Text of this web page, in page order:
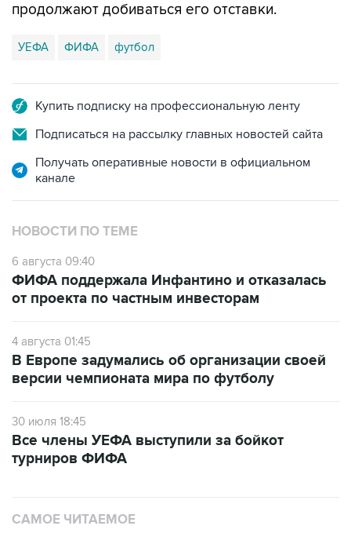
продолжают добиваться его отставки.
УЕФА ФИФА футбол
Купить подписку на профессиональную ленту
Подписаться на рассылку главных новостей сайта
Получать оперативные новости в официальном
канале
НОВОСТИ ПО ТЕМЕ
6 августа 09:40
ФИФА поддержала Инфантино и отказалась
от проекта по частным инвесторам
4 августа 01:45
В Европе задумались об организации своей
версии чемпионата мира по футболу
30 июля 18:45
Все члены УЕФА выступили за бойкот
турниров ФИФА
САМОЕ ЧИТАЕМОЕ